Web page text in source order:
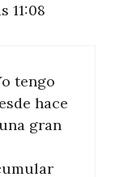
11:08
tengo
hace
gran